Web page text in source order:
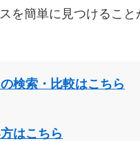
を簡単に見つけること
検索・比較はこちら
はこちら